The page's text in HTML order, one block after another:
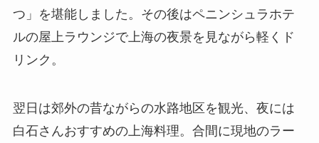
つ」を堪能しました。その後はペニンシュラホテ
ルの屋上ラウンジで上海の夜景を見ながら軽くド
リンク。
翌日は郊外の昔ながらの水路地区を観光、夜には
白石さんおすすめの上海料理。合間に現地のラー